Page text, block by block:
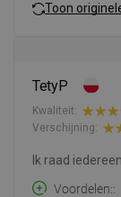
Toon
TetyP
Kwaliteit:
Verschijning:
Ik raad
Voordelen: